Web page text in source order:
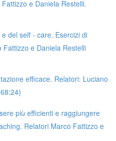
e Daniela Restelli.
del self - care. Esercizi di
e Daniela Restelli
efficace. Relatori: Luciano
più efficienti e raggiungere
Relatori Marco Fattizzo e